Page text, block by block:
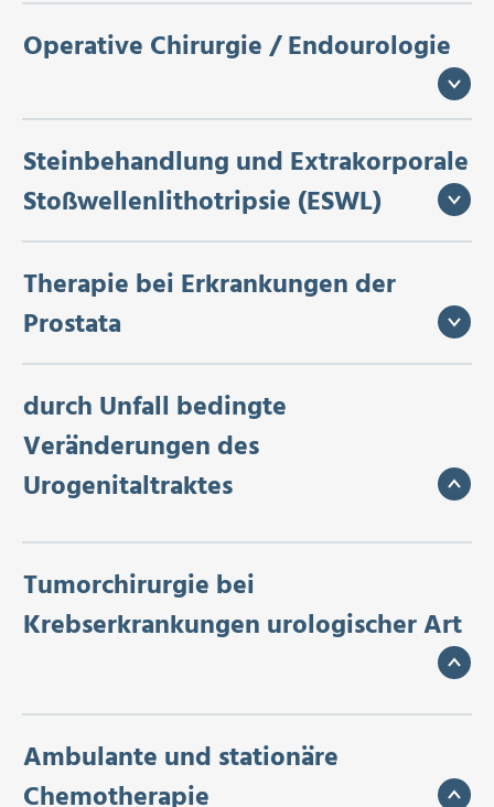
Operative Chirurgie / Endourologie
Steinbehandlung und Extrakorporale
Stoßwellenlithotripsie (ESWL)
Therapie bei Erkrankungen der
Prostata
durch Unfall bedingte
Veränderungen des
Urogenitaltraktes
Tumorchirurgie bei
Krebserkrankungen urologischer Art
Ambulante und stationäre
Chemotherapie